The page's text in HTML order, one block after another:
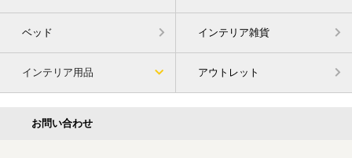
ベッド インテリア雑貨
インテリア用品 アウトレット
お問い合わせ